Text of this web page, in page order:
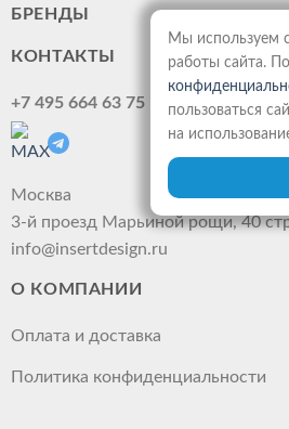
БРЕНДЫ
КОНТАКТЫ
+7 495 664 63 75
Москва
3-й проезд Марьиной рощи, 40
info@insertdesign.ru
О КОМПАНИИ
Оплата и доставка
Политика конфиденциальности
Мы используем
работы сайта.
пользоваться
на